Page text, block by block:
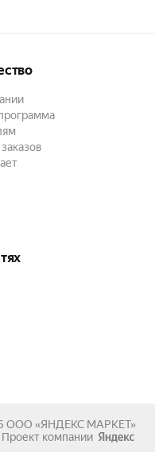
ООО «ЯНДЕКС МАРКЕТ»
Проект компании